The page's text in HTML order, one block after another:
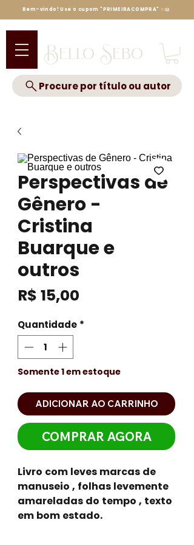
Bello Sebo
Procure por título ou autor
Bem-vindo! Use o cupom "PRIMEIRACOMPRA" ✨📖
Perspectivas de
Gênero -
Cristina
Buarque e
outros
R$ 15,00
Quantidade *
Somente 1 em estoque
ADICIONAR AO CARRINHO
COMPRAR AGORA
Livro com leves marcas de
manuseio , folhas levemente
amareladas do tempo , texto
em bom estado.